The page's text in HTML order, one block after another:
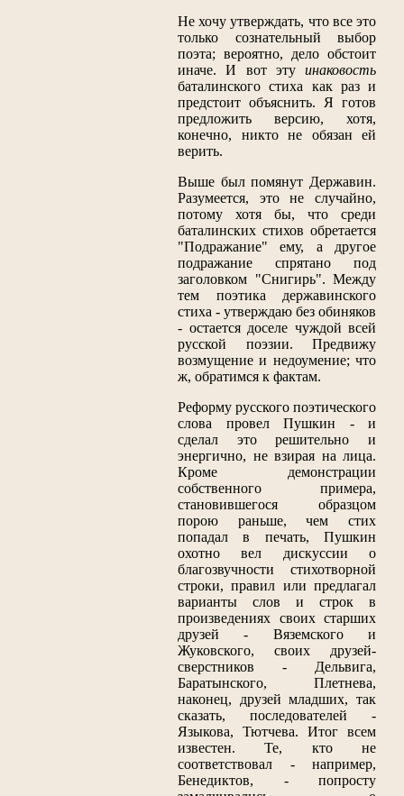
Не хочу утверждать, что все это
только сознательный выбор
поэта; вероятно, дело обстоит
иначе. И вот эту инаковость
баталинского стиха как раз и
предстоит объяснить. Я готов
предложить версию, хотя,
конечно, никто не обязан ей
верить.
Выше был помянут Державин.
Разумеется, это не случайно,
потому хотя бы, что среди
баталинских стихов обретается
"Подражание" ему, а другое
подражание спрятано под
заголовком "Снигирь". Между
тем поэтика державинского
стиха - утверждаю без обиняков
- остается доселе чуждой всей
русской поэзии. Предвижу
возмущение и недоумение; что
ж, обратимся к фактам.
Реформу русского поэтического
слова провел Пушкин - и
сделал это решительно и
энергично, не взирая на лица.
Кроме демонстрации
собственного примера,
становившегося образцом
порою раньше, чем стих
попадал в печать, Пушкин
охотно вел дискуссии о
благозвучности стихотворной
строки, правил или предлагал
варианты слов и строк в
произведениях своих старших
друзей - Вяземского и
Жуковского, своих друзей-
сверстников - Дельвига,
Баратынского, Плетнева,
наконец, друзей младших, так
сказать, последователей -
Языкова, Тютчева. Итог всем
известен. Те, кто не
соответствовал - например,
Бенедиктов, - попросту